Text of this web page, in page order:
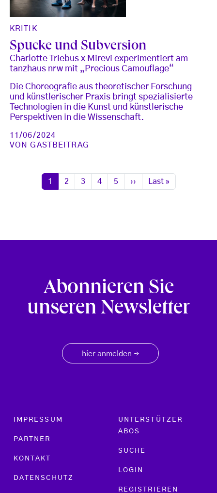
KRITIK
Spucke und Subversion
Charlotte Triebus x Mirevi experimentiert am
tanzhaus nrw mit „Precious Camouflage“
Die Choreografie aus theoretischer Forschung
und künstlerischer Praxis bringt spezialisierte
Technologien in die Kunst und künstlerische
Perspektiven in die Wissenschaft.
11/06/2024
VONGASTBEITRAG
Seitennummerierung
Seite
1 Seite
2 Seite
3 Seite
4 Seite
5 Nächste Seite
›› Letzte Seite
Last »
Abonnieren Sie
unseren Newsletter
hier anmelden →
Footer menu
IMPRESSUM
PARTNER
KONTAKT
DATENSCHUTZ
UNTERSTÜTZER
ABOS
SUCHE
LOGIN
REGISTRIEREN